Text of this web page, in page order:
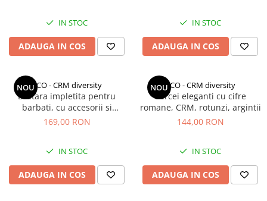
IN STOC
ADAUGA IN COS
IN STOC
ADAUGA IN COS
NOUCCO - CRM diversity
Bratara impletita pentru
barbati, cu accesorii si
inchidere din otel inoxidabil,
169,00 RON
IN STOC
ADAUGA IN COS
NOUCCO - CRM diversity
Cercei eleganti cu cifre
romane, CRM, rotunzi, argintii
144,00 RON
IN STOC
ADAUGA IN COS